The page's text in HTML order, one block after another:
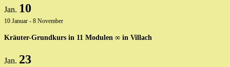
Jan. 10
10 Januar - 8 November
Kräuter-Grundkurs in 11 Modulen ∞ in Villach
Jan. 23